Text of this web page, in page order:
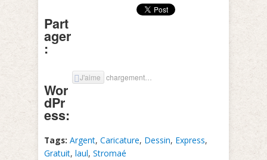
Part
ager
:
Wor
dPr
ess:
J'aime chargement…
Tags: Argent, Caricature, Dessin, Express,
Gratuit, laul, Stromaé